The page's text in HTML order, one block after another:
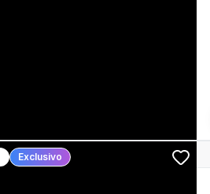
Exclusivo